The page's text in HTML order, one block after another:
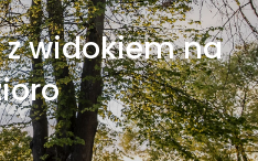
widokiem na